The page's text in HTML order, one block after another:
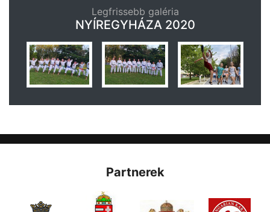
Legfrissebb galéria
NYÍREGYHÁZA 2020
Partnerek